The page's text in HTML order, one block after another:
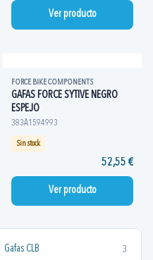
Gafas CLB 3
Ver producto
FORCE BIKE COMPONENTS
GAFAS FORCE SYTIVE NEGRO
ESPEJO
383A1594993
Sin stock
52,55 €
Ver producto